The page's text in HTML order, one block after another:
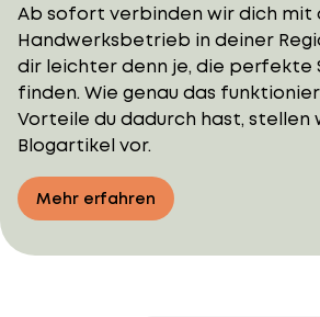
Ab sofort verbinden wir dich mit
Handwerksbetrieb in deiner
dir leichter denn je, die perfekte
finden. Wie genau das
Vorteile du dadurch hast, stellen
Blogartikel vor.
Mehr erfahren